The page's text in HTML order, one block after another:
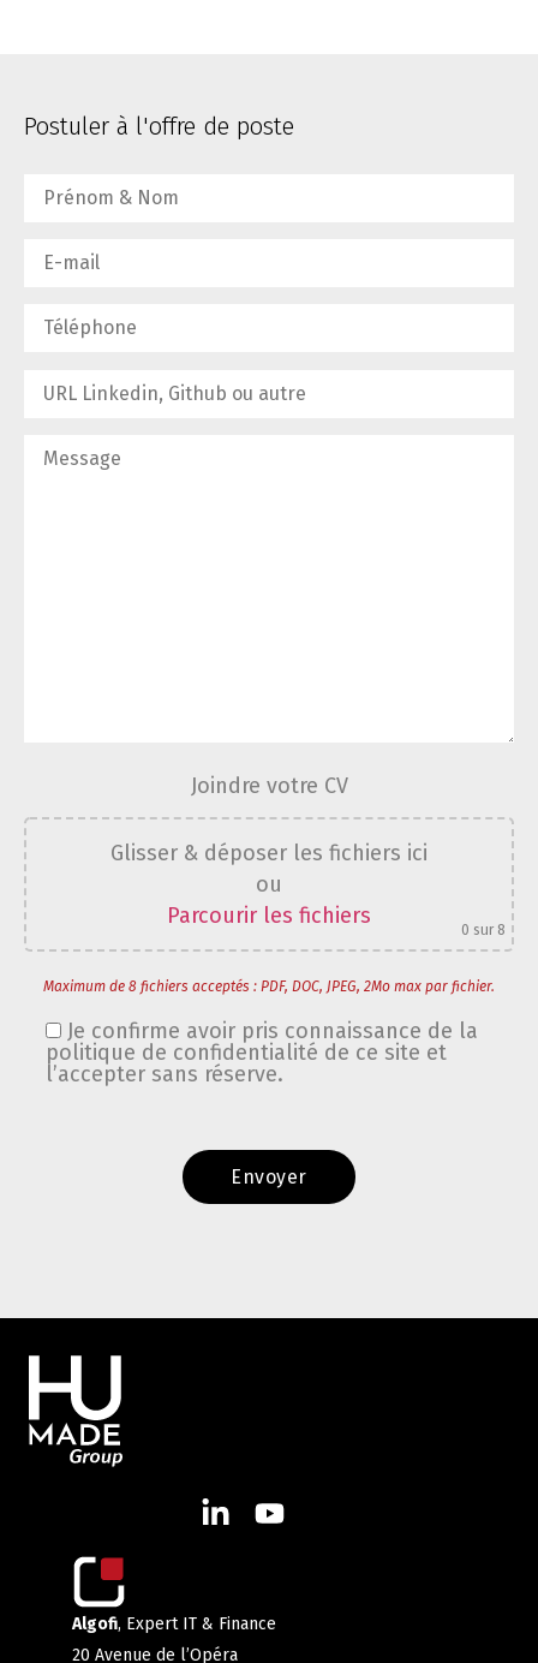
Postuler à l'offre de poste
Joindre votre CV
Glisser & déposer les fichiers ici
ou
Parcourir les fichiers
0 sur 8
Maximum de 8 fichiers acceptés : PDF, DOC, JPEG, 2Mo max par fichier.
Je confirme avoir pris connaissance de la
politique de confidentialité de ce site et
l’accepter sans réserve.
Algofi, Expert IT & Finance
20 Avenue de l’Opéra